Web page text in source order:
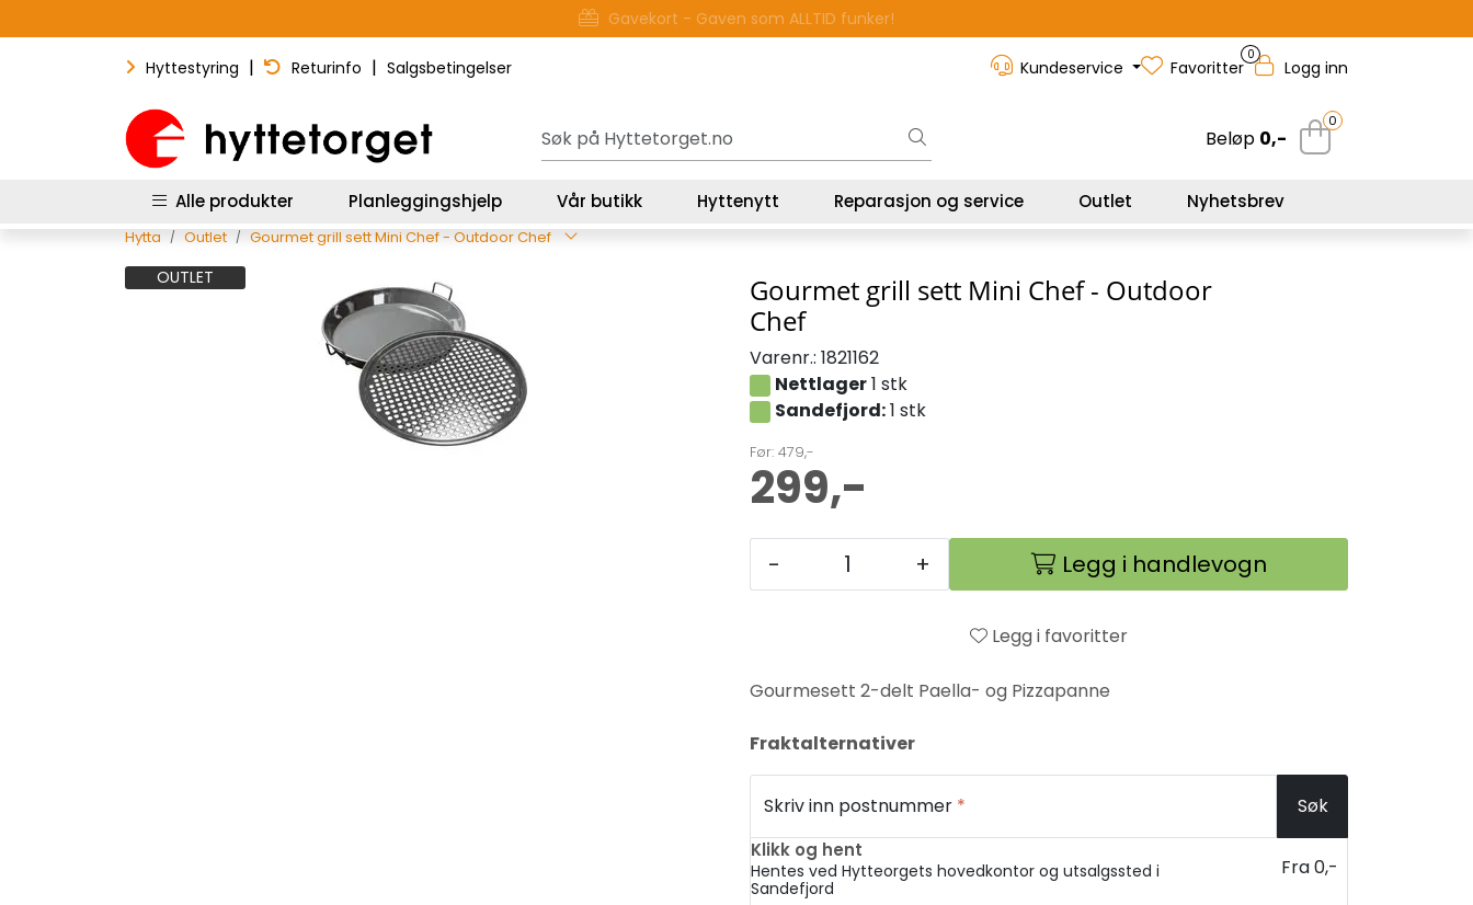
Gavekort - Gaven som ALLTID funker!
Hyttestyring | Returinfo | Salgsbetingelser Kundeservice
0
Favoritter Logg inn
Beløp 0,-
0
Alle produkter Planleggingshjelp Vår butikk Hyttenytt Reparasjon og service Outlet Nyhetsbrev
Hytta Outlet Gourmet grill sett Mini Chef - Outdoor Chef
OUTLET
Gourmet grill sett Mini Chef - Outdoor
Chef
Varenr.: 1821162
Nettlager1 stk
Sandefjord:1 stk
Før: 479,-
299,-
- + Legg i handlevogn
Legg i favoritter
Gourmesett 2-delt Paella- og Pizzapanne
Fraktalternativer
Skriv inn postnummer * Søk
Klikk og hent
Hentes ved Hytteorgets hovedkontor og utsalgssted i
Sandefjord
Fra 0,-